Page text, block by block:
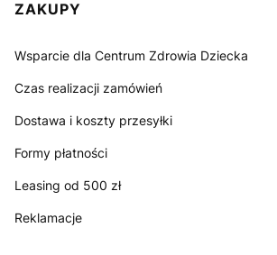
ZAKUPY
Wsparcie dla Centrum Zdrowia Dziecka
Czas realizacji zamówień
Dostawa i koszty przesyłki
Formy płatności
Leasing od 500 zł
Reklamacje